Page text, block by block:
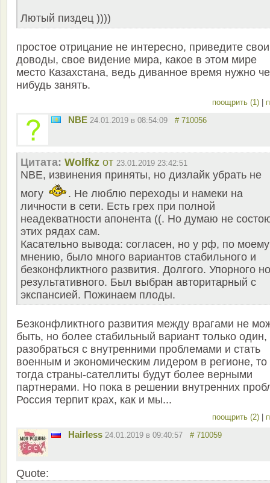
Лютый пиздец ))))
простое отрицание не интересно, приведите свои
доводы, свое видение мира, какое в этом мире
место Казахстана, ведь диванное время нужно
нибудь занять.
поощрить (1)
NBE 24.01.2019 в 08:54:09 # 710056
Цитата: Wolfkz от 23.01.2019 23:42:51
NBE, извинения приняты, но дизлайк убрать не
могу
. Не люблю переходы и намеки на
личности в сети. Есть грех при полной
неадекватности апонента ((. Но думаю не
этих рядах сам.
Касательно вывода: согласен, но у рф, по моему
мнению, было много вариантов стабильного и
безконфликтного развития. Долгого. Упорного но
результативного. Был выбран авторитарный с
экспансией. Пожинаем плоды.
Безконфликтного развития между врагами не
быть, но более стабильный вариант только один,
разобраться с внутренними проблемами и стать
военным и экономическим лидером в регионе, то
тогда страны-сателлиты будут более верными
партнерами. Но пока в решении внутренних
Россия терпит крах, как и мы...
поощрить (2)
Hairless 24.01.2019 в 09:40:57 # 710059
Quote: